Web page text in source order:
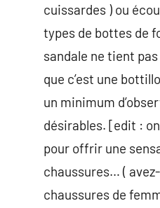
cuissardes ) ou
types de bottes de
sandale ne tient
que c’est une
un minimum
désirables. [edit :
pour offrir une
chaussures… (
chaussures de